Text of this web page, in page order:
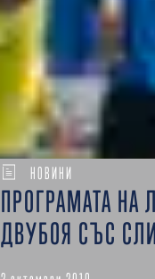
НОВИНИ
ПРОГРАМАТА НА
ДВУБОЯ СЪС